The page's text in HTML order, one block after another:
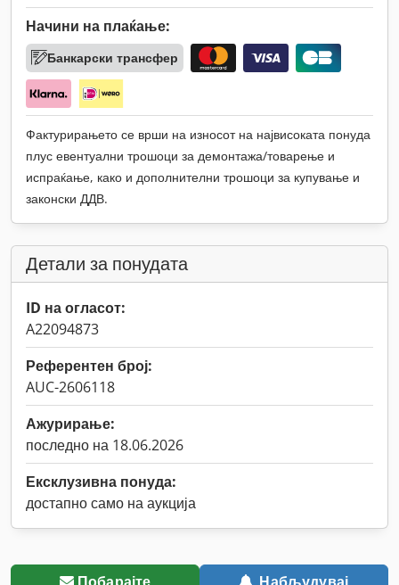
Начини на плаќање:
Банкарски трансфер
Фактурирањето се врши на износот на највисоката понуда
плус евентуални трошоци за демонтажа/товарење и
испраќање, како и дополнителни трошоци за купување и
законски ДДВ.
Детали за понудата
ID на огласот:
A22094873
Референтен број:
AUC-2606118
Ажурирање:
последно на 18.06.2026
Ексклузивна понуда:
достапно само на аукција